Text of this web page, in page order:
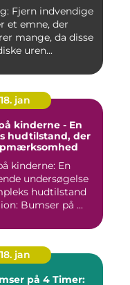
et emne, der
mange, da disse
uren...
18. jan
kinderne - En
hudtilstand, der
kinderne: En
undersøgelse
hudtilstand
Bumser på ...
18. jan
på 4 Timer: